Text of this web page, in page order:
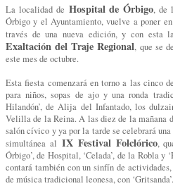
La localidad de Hospital de Órbigo, de
Órbigo y el Ayuntamiento, vuelve a poner
través de una nueva edición, y con esta
Exaltación del Traje Regional, que se
este mes de octubre.
Esta fiesta comenzará en torno a las cinco
para niños, sopas de ajo y una ronda
Hilandón’, de Alija del Infantado, los
Velilla de la Reina. A las diez de la mañana
salón cívico y ya por la tarde se celebrará
simultánea al IX Festival Folclórico,
Órbigo’, de Hospital, ‘Celada’, de la Robla y
contará también con un sinfín de
de música tradicional leonesa, con ‘Gritsanda’.